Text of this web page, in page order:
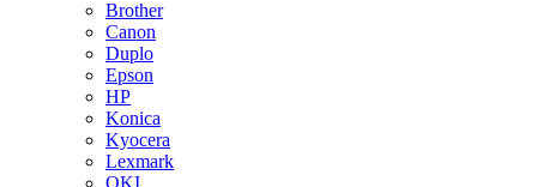
Brother
Canon
Duplo
Epson
HP
Konica
Kyocera
Lexmark
OKI